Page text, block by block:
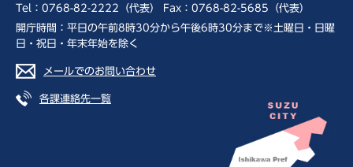
Tel：0768-82-2222（代表） Fax：0768-82-5685（代表）
開庁時間：平日の午前8時30分から午後6時30分まで※土曜日・日曜
日・祝日・年末年始を除く
メールでのお問い合わせ
各課連絡先一覧